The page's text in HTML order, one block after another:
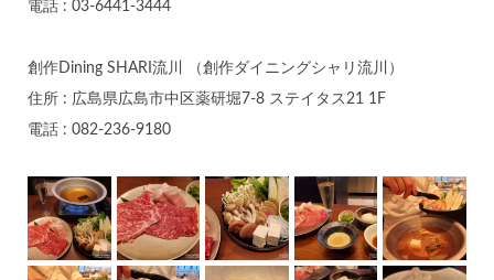
電話 : 03-6441-3444
創作Dining SHARI流川 （創作ダイニングシャリ流川）
住所 : 広島県広島市中区薬研堀7-8 ステイタス21 1F
電話 : 082-236-9180